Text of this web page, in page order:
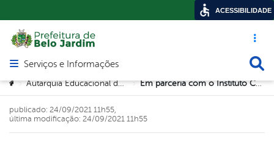
Acesso
Abrir menu principal de navegação
Serviços e Informações
Você está aqui:
> Autarquia Educacional de Belo Jardim (AEB) > Em parceria com o Instituto Conceição Moura, AEB realiza projeto de estágio para alunos do curso de psicologia
publicado: 24/09/2021 11h55,
última modificação: 24/09/2021 11h55
ACESSIBILIDADE